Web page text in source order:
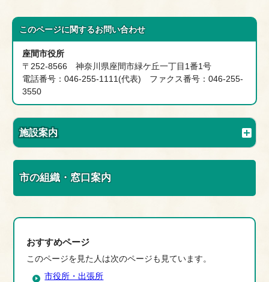
このページに関するお問い合わせ
座間市役所
〒252-8566 神奈川県座間市緑ケ丘一丁目1番1号
電話番号：046-255-1111(代表) ファクス番号：046-255-
3550
施設案内
市の組織・窓口案内
おすすめページ
このページを見た人は次のページも見ています。
市役所・出張所